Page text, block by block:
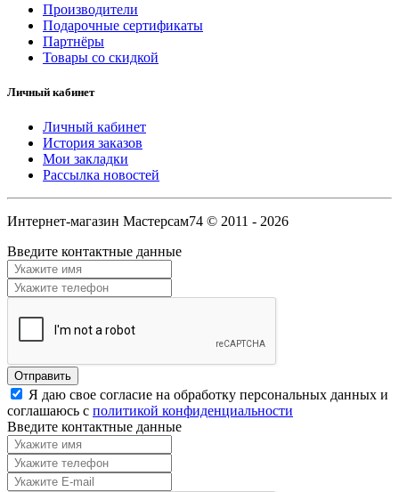
Производители
Подарочные сертификаты
Партнёры
Товары со скидкой
Личный кабинет
Личный кабинет
История заказов
Мои закладки
Рассылка новостей
Интернет-магазин Мастерсам74 © 2011 - 2026
Введите контактные данные
Я даю свое согласие на обработку персональных данных и
соглашаюсь с политикой конфиденциальности
Введите контактные данные